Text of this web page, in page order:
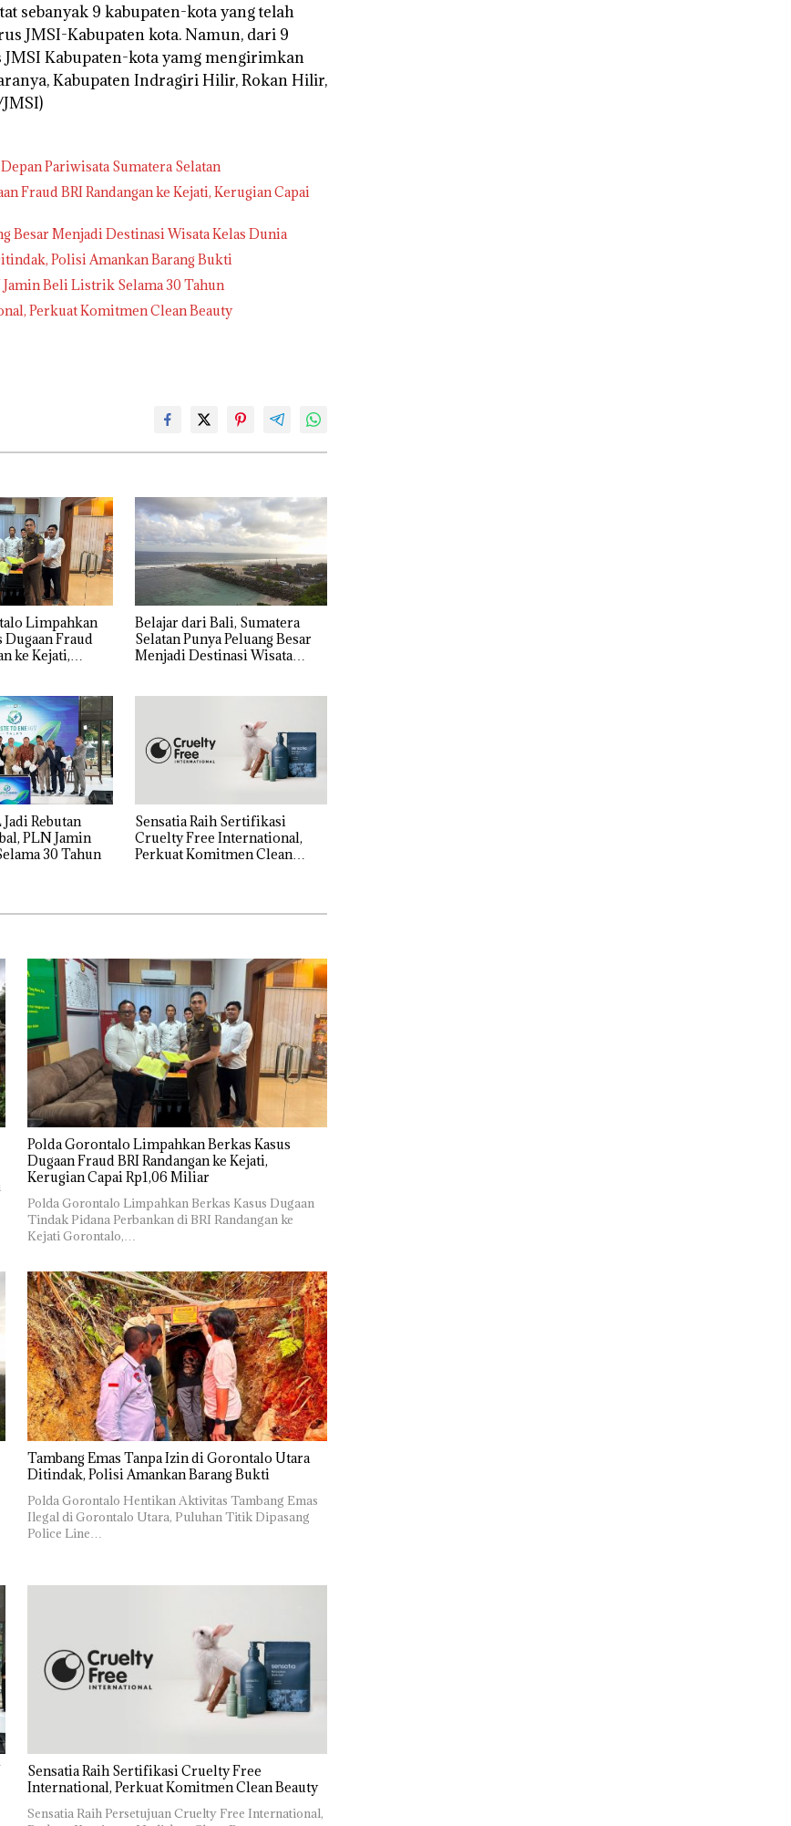
sebanyak 9 kabupaten-kota yang telah
JMSI-Kabupaten kota. Namun, dari 9
Kabupaten-kota yamg mengirimkan
Kabupaten Indragiri Hilir, Rokan Hilir,
Pariwisata Sumatera Selatan
Fraud BRI Randangan ke Kejati, Kerugian Capai
Besar Menjadi Destinasi Wisata Kelas Dunia
Polisi Amankan Barang Bukti
Beli Listrik Selama 30 Tahun
Perkuat Komitmen Clean Beauty
Limpahkan
Dugaan Fraud
ke Kejati,
Belajar dari Bali, Sumatera
Selatan Punya Peluang Besar
Menjadi Destinasi Wisata
Rebutan
PLN Jamin
30 Tahun
Sensatia Raih Sertifikasi
Cruelty Free International,
Perkuat Komitmen Clean
Polda Gorontalo Limpahkan Berkas Kasus
Dugaan Fraud BRI Randangan ke Kejati,
Kerugian Capai Rp1,06 Miliar
Polda Gorontalo Limpahkan Berkas Kasus Dugaan
Tindak Pidana Perbankan di BRI Randangan ke
Kejati Gorontalo,…
Tambang Emas Tanpa Izin di Gorontalo Utara
Ditindak, Polisi Amankan Barang Bukti
Polda Gorontalo Hentikan Aktivitas Tambang Emas
Ilegal di Gorontalo Utara, Puluhan Titik Dipasang
Police Line…
Sensatia Raih Sertifikasi Cruelty Free
International, Perkuat Komitmen Clean Beauty
Sensatia Raih Persetujuan Cruelty Free International,